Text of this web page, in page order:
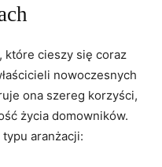
które cieszy się coraz
nowoczesnych
ona szereg korzyści,
życia domowników.
aranżacji: